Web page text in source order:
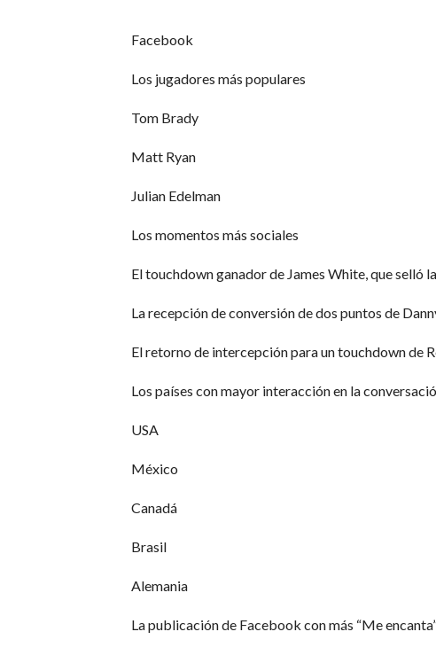
Facebook
Los jugadores más populares
Tom Brady
Matt Ryan
Julian Edelman
Los momentos más sociales
El touchdown ganador de James White, que selló
La recepción de conversión de dos puntos de
El retorno de intercepción para un touchdown de
Los países con mayor interacción en la
USA
México
Canadá
Brasil
Alemania
La publicación de Facebook con más “Me